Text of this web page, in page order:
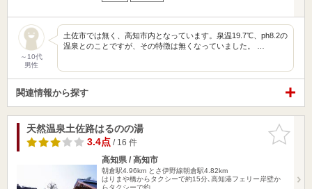
～10代
男性
土佐市では無く、高知市内となっています。泉温19.7℃、ph8.2の
温泉とのことですが、その特徴は無くなっていました。 …
関連情報から探す
お気に入
りに追加
天然温泉土佐路はるのの湯
3.4点/ 16 件
高知県 / 高知市
朝倉駅4.96km とさ伊野線朝倉駅4.82km
はりまや橋からタクシーで約15分､高知港フェリー岸壁か
らタクシーで約…